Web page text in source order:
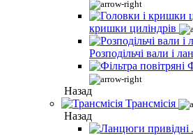
кришки циліндрів
Розподільчі вали і
Назад
Трансмісія
Назад